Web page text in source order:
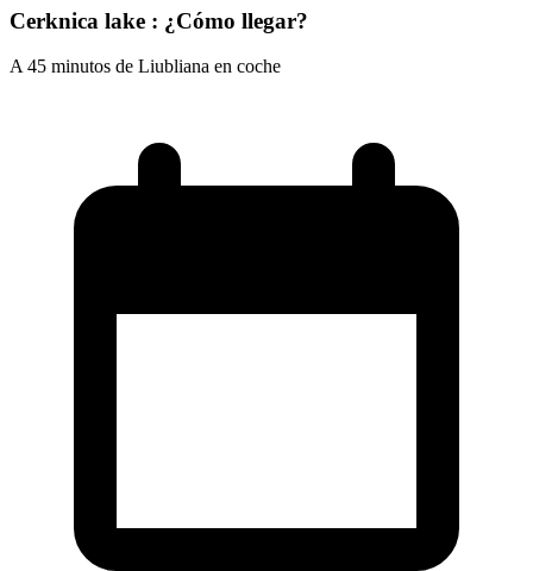
Cerknica lake : ¿Cómo llegar?
A 45 minutos de Liubliana en coche